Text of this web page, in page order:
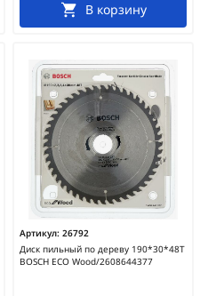
В корзину
Артикул: 26792
Диск пильный по дереву 190*30*48T
BOSCH ECO Wood/2608644377